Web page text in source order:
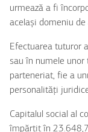
urmează a fi
același domeniu
Efectuarea tuturor
sau în numele
parteneriat, fie a
personalități
Capitalul social al
împărțit în